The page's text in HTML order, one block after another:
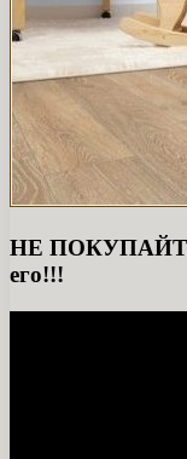
НЕ ПОКУПАЙТЕ
его!!!